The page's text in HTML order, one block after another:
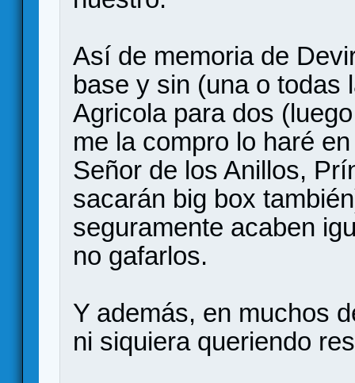
Así de memoria de
base y sin (una o todas
Agricola para dos
me la compro lo haré
Señor de los Anillos,
sacarán big box
seguramente acaben
no gafarlos.
Y además, en muchos
ni siquiera queriendo